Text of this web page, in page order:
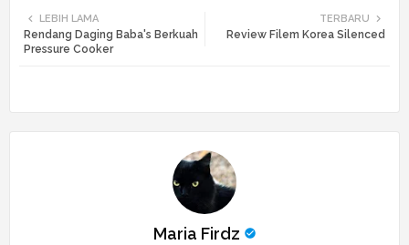
tte ats
TERBARU
Review Filem Korea Silenced
LEBIH LAMA
Rendang Daging Baba's Berkuah
Pressure Cooker
Maria Firdz